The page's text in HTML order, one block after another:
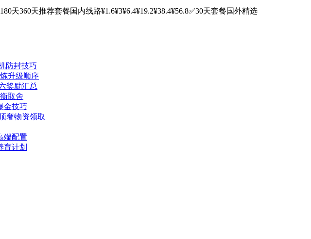
天360天推荐套餐国内线路¥1.6¥3¥6.4¥19.2¥38.4¥56.8✅30天套餐国外精选
防封技巧
升级顺序
奖励汇总
取舍
金技巧
奢物资领取
端配置
育计划